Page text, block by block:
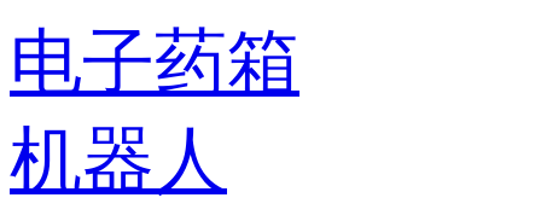
电子药箱
机器人